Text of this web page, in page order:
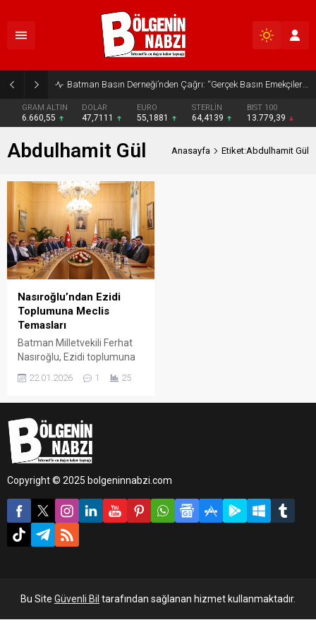
Batman Basın Derneği’nden Çağrı: “Gerçek Basın Emekçileri Desteklenmeli”
GRAM ALTIN
6.660,55
DOLAR
47,7111
EURO
55,1881
STERLİN
64,4139
BIST 100
13.779,39
Abdulhamit Gül Anasayfa Etiket:Abdulhamit Gül
Nasıroğlu’ndan Ezidi
Toplumuna Meclis
Temasları
Batman Milletvekili Ferhat
Nasıroğlu, Ezidi toplumuna
yönelik yürütülmesi
planlanan çalışmalara
birlikte Türkiye Büyük Millet
Meclisi’nde bir dizi görüşme
gerçekleştirdi.
22.01.2026 1 25
Copyright © 2025 bolgeninnabzi.com
Bu Site Güvenli Bil tarafından sağlanan hizmet kullanmaktadır.